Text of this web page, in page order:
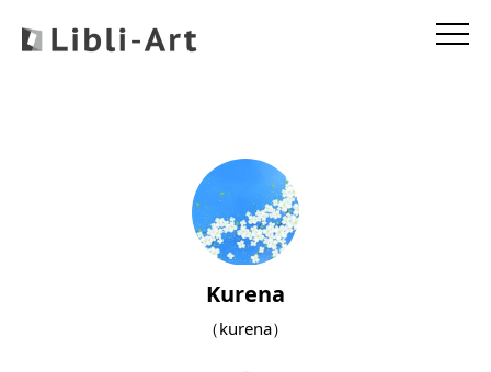
Kurena
（kurena）